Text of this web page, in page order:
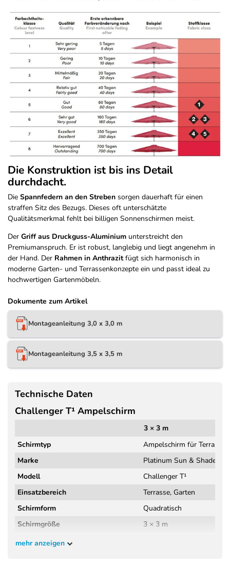
Die Konstruktion ist bis ins Detail
durchdacht.
Die Spannfedern an den Streben sorgen dauerhaft für einen
straffen Sitz des Bezugs. Dieses oft unterschätzte
Qualitätsmerkmal fehlt bei billigen Sonnenschirmen meist.
Der Griff aus Druckguss-Aluminium unterstreicht den
Premiumanspruch. Er ist robust, langlebig und liegt angenehm in
der Hand. Der Rahmen in Anthrazitfügt sich harmonisch in
moderne Garten- und Terrassenkonzepte ein und passt ideal zu
hochwertigen Gartenmöbeln.
Dokumente zum Artikel
Montageanleitung 3,0 x 3,0 m
Montageanleitung 3,5 x 3,5 m
Technische Daten
Challenger T¹ Ampelschirm
3 × 3 m
Schirmtyp
Ampelschirm für Terrasse
Marke
Platinum Sun & Shade
Modell
Challenger T¹
Einsatzbereich
Terrasse, Garten
Schirmform
Quadratisch
Schirmgröße
3 × 3 m
Schirmfläche
mehr anzeigen